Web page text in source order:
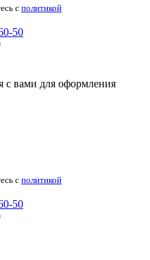
с политикой
50
с вами для оформления
с политикой
50